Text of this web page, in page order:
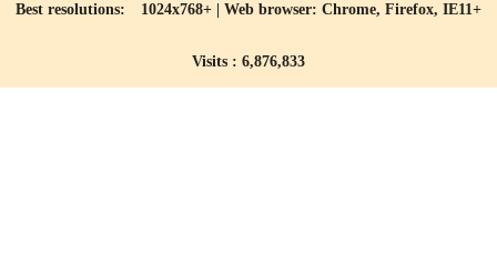
Best resolutions: 1024x768+ | Web browser: Chrome, Firefox, IE11+
Visits : 6,876,833